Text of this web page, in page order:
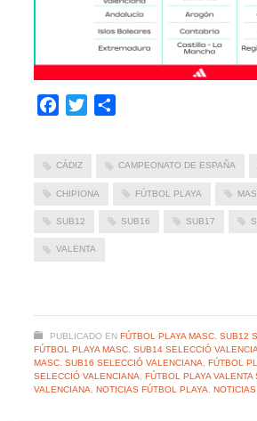
Facebook
Twitter
CÁDIZ CAMPEONATO DE ESPAÑA
CHIPIONA FÚTBOL PLAYA
SUB12 SUB16 SUB17
VALENTA
PUBLICADO EN FÚTBOL PLAYA MASC. SUB12
FÚTBOL PLAYA MASC. SUB14 SELECCIÓ
MASC. SUB16 SELECCIÓ VALENCIANA
FÚTBOL
SELECCIÓ VALENCIANA
FÚTBOL PLAYA
VALENCIANA
NOTICIAS FÚTBOL PLAYA